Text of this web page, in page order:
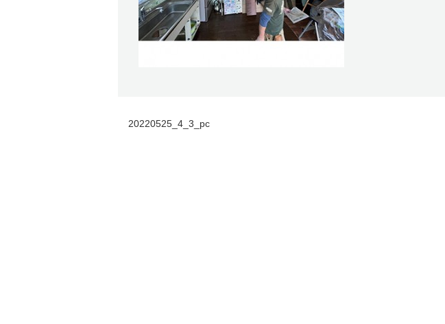
20220525_4_3_pc